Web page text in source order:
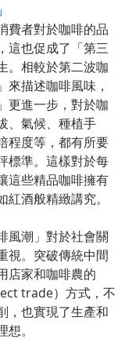
費者對於咖啡的品
這也促成了「第三
。相較於第二波咖
來描述咖啡風味，
更進一步，對於咖
、氣候、種植手
程度等，都有所要
標準。這樣對於每
這些精品咖啡擁有
酒般精緻講究。
風潮」對於社會關
視。突破傳統中間
店家和咖啡農的
trade）方式，不
，也實現了生產和
。